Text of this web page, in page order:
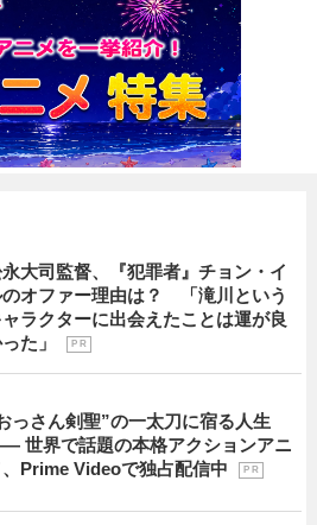
大司監督、『犯罪者』チョン・イ
のオファー理由は？ 「滝川という
ャラクターに出会えたことは運が良
た」
P R
っさん剣聖”の一太刀に宿る人生
世界で話題の本格アクションアニ
、Prime Videoで独占配信中
P R